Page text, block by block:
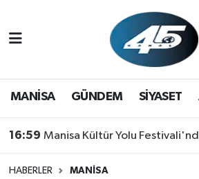
MANİSA GÜNDEM SİYASET
16:59 Manisa Kültür Yolu Festivali'nde Gastronomi Rüzgarı:
HABERLER MANİSA
GÜNDEM
Hava Durumu
Trafik Durumu